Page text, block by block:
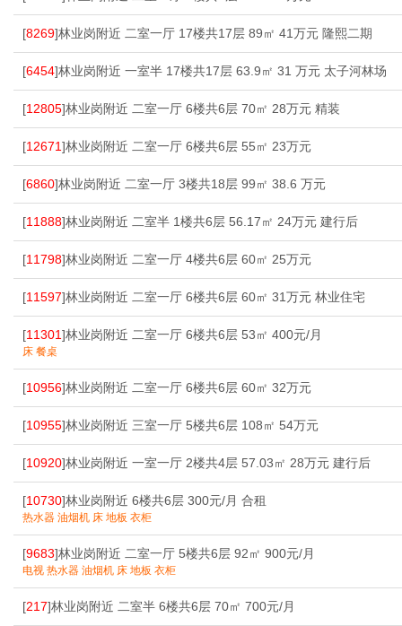
[8269]林业岗附近 二室一厅 17楼共17层 89㎡ 41万元 隆熙二期
[6454]林业岗附近 一室半 17楼共17层 63.9㎡ 31 万元 太子河林场
[12805]林业岗附近 二室一厅 6楼共6层 70㎡ 28万元 精装
[12671]林业岗附近 二室一厅 6楼共6层 55㎡ 23万元
[6860]林业岗附近 二室一厅 3楼共18层 99㎡ 38.6 万元
[11888]林业岗附近 二室半 1楼共6层 56.17㎡ 24万元 建行后
[11798]林业岗附近 二室一厅 4楼共6层 60㎡ 25万元
[11597]林业岗附近 二室一厅 6楼共6层 60㎡ 31万元 林业住宅
[11301]林业岗附近 二室一厅 6楼共6层 53㎡ 400元/月
床 餐桌
[10956]林业岗附近 二室一厅 6楼共6层 60㎡ 32万元
[10955]林业岗附近 三室一厅 5楼共6层 108㎡ 54万元
[10920]林业岗附近 一室一厅 2楼共4层 57.03㎡ 28万元 建行后
[10730]林业岗附近 6楼共6层 300元/月 合租
热水器 油烟机 床 地板 衣柜
[9683]林业岗附近 二室一厅 5楼共6层 92㎡ 900元/月
电视 热水器 油烟机 床 地板 衣柜
[217]林业岗附近 二室半 6楼共6层 70㎡ 700元/月